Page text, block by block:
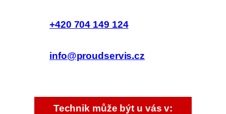
+420 704 149 124
info@proudservis.cz
Technik může být u vás v: